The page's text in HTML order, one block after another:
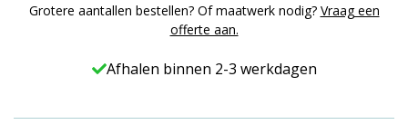
Grotere aantallen bestellen? Of maatwerk nodig? Vraag een
offerte aan.
Afhalen binnen 2-3 werkdagen